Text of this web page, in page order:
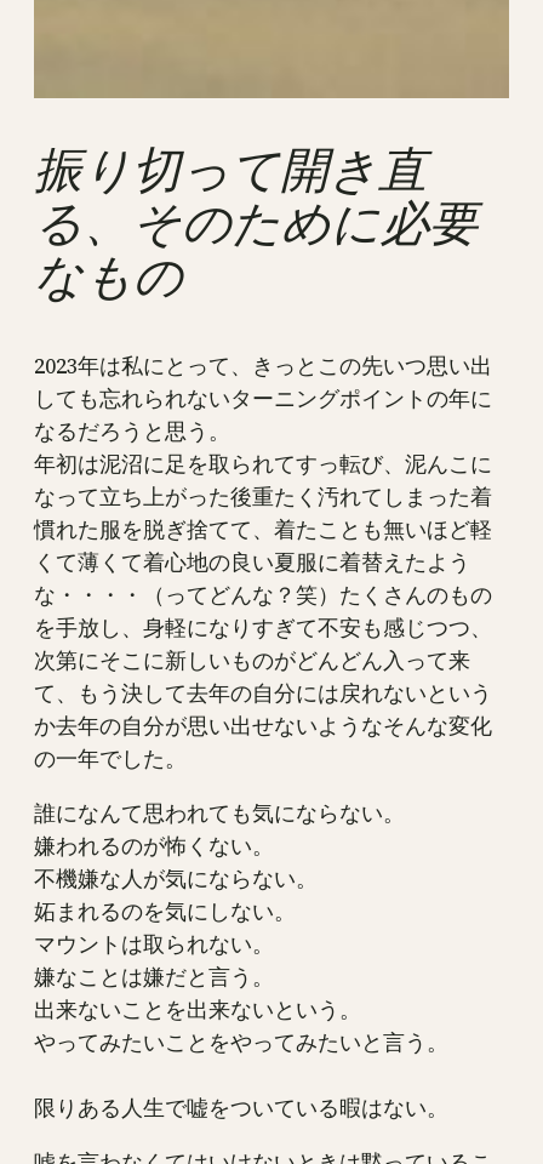
振り切って開き直
る、そのために必要
なもの
2023年は私にとって、きっとこの先いつ思い出
しても忘れられないターニングポイントの年に
なるだろうと思う。
年初は泥沼に足を取られてすっ転び、泥んこに
なって立ち上がった後重たく汚れてしまった着
慣れた服を脱ぎ捨てて、着たことも無いほど軽
くて薄くて着心地の良い夏服に着替えたよう
な・・・・（ってどんな？笑）たくさんのもの
を手放し、身軽になりすぎて不安も感じつつ、
次第にそこに新しいものがどんどん入って来
て、もう決して去年の自分には戻れないという
か去年の自分が思い出せないようなそんな変化
の一年でした。
誰になんて思われても気にならない。
嫌われるのが怖くない。
不機嫌な人が気にならない。
妬まれるのを気にしない。
マウントは取られない。
嫌なことは嫌だと言う。
出来ないことを出来ないという。
やってみたいことをやってみたいと言う。
限りある人生で嘘をついている暇はない。